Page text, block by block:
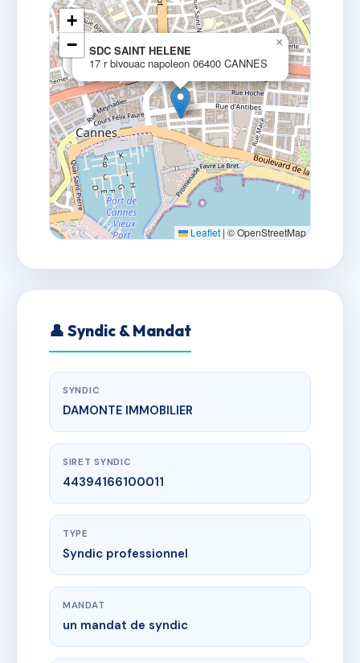
SDC SAINT HELENE
17 r bivouac napoleon 06400 CANNES
×
+
−
Leaflet | © OpenStreetMap
👤 Syndic & Mandat
SYNDIC
DAMONTE IMMOBILIER
SIRET SYNDIC
44394166100011
TYPE
Syndic professionnel
MANDAT
un mandat de syndic